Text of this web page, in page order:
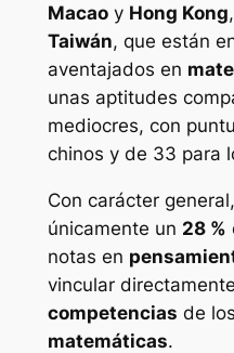
Macaoy Hong Kong
Taiwán, que están
aventajados en
unas aptitudes
mediocres, con
chinos y de 33 para
Con carácter
únicamente un 28 %
notas en
vincular
competencias de
matemáticas.